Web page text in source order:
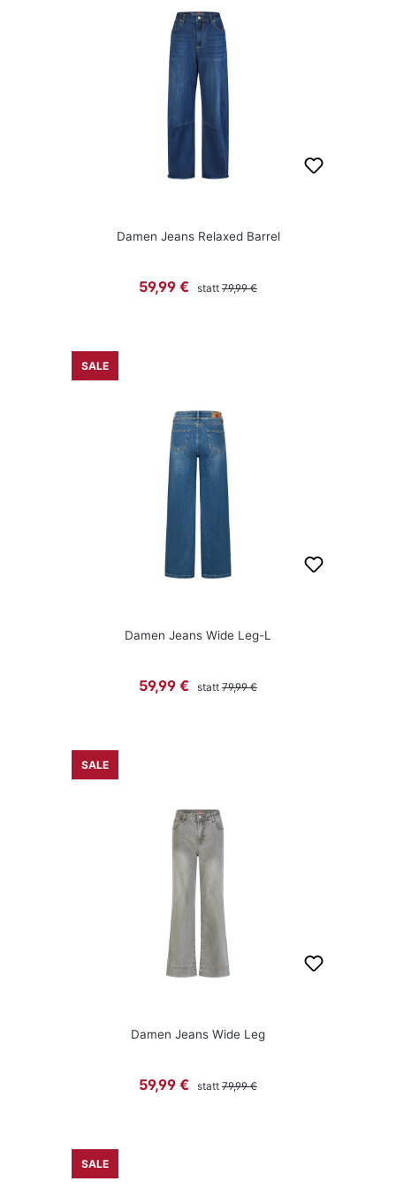
Damen Jeans Relaxed Barrel
Verkaufspreis:
59,99 € statt Regulärer Preis:
79,99 €
SALE
Damen Jeans Wide Leg-L
Verkaufspreis:
59,99 € statt Regulärer Preis:
79,99 €
SALE
Damen Jeans Wide Leg
Verkaufspreis:
59,99 € statt Regulärer Preis:
79,99 €
SALE